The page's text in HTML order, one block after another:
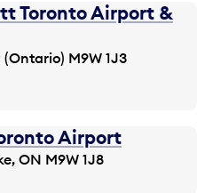
Toronto Airport &
M9W 1J3
Airport
ON M9W 1J8